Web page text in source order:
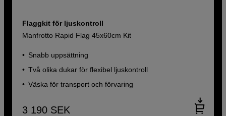
Flaggkit för ljuskontroll
Manfrotto Rapid Flag 45x60cm Kit
Snabb uppsättning
Två olika dukar för flexibel ljuskontroll
Väska för transport och förvaring
3 190 SEK